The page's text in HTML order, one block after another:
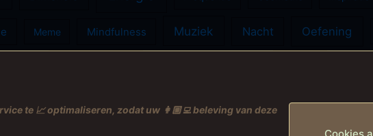
te 📈 optimaliseren, zodat uw 👩🏼‍💻 beleving van deze
Meme Mindfulness Muziek Nacht Oefening